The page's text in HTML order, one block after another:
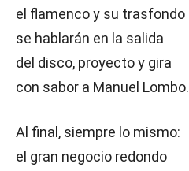
el flamenco y su trasfondo
se hablarán en la salida
del disco, proyecto y gira
con sabor a Manuel Lombo.
Al final, siempre lo mismo:
el gran negocio redondo